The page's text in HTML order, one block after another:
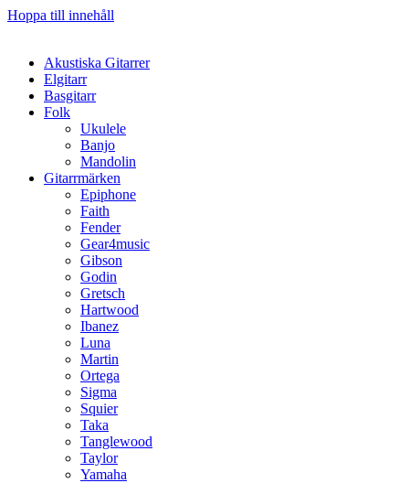
Hoppa till innehåll
Akustiska Gitarrer
Elgitarr
Basgitarr
Folk
Ukulele
Banjo
Mandolin
Gitarrmärken
Epiphone
Faith
Fender
Gear4music
Gibson
Godin
Gretsch
Hartwood
Ibanez
Luna
Martin
Ortega
Sigma
Squier
Taka
Tanglewood
Taylor
Yamaha